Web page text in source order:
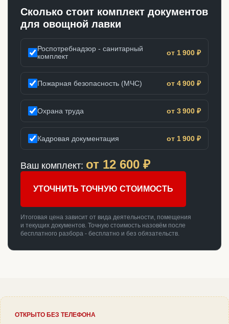
Сколько стоит комплект документов
для овощной лавки
Роспотребнадзор - санитарный
комплект
от 1 900 ₽
Пожарная безопасность (МЧС) от 4 900 ₽
Охрана труда от 3 900 ₽
Кадровая документация от 1 900 ₽
Ваш комплект: от 12 600 ₽
УТОЧНИТЬ ТОЧНУЮ СТОИМОСТЬ
Итоговая цена зависит от вида деятельности, помещения
и текущих документов. Точную стоимость назовём после
бесплатного разбора - бесплатно и без обязательств.
ОТКРЫТО БЕЗ ТЕЛЕФОНА